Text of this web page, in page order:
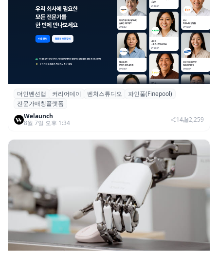
더인벤션랩·커리어데이, 스타트업 전문가 매
칭 플랫폼 ‘파인풀’ 출시
더인벤션랩 커리어데이 벤처스튜디오
파인풀(Finepool)
전문가매칭플랫폼
Welaunch
8월 7일 오후 1:34
14 2,259